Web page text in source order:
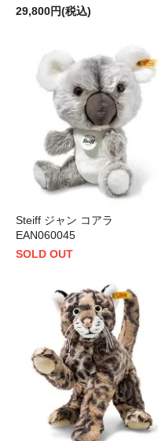
29,800円(税込)
Steiff ジャン コアラ
EAN060045
SOLD OUT